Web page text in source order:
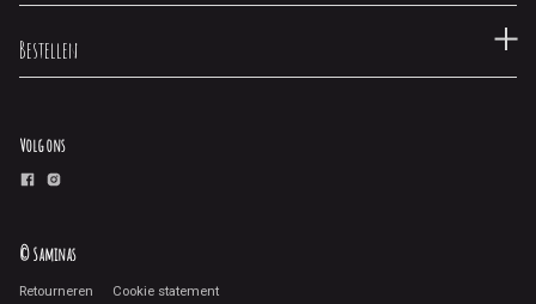
Bestellen
Volg ons
© Saminas
Retourneren Cookie statement